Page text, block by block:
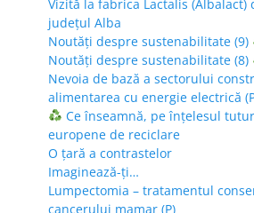
Vizită la fabrica Lactalis (Albalact)
județul Alba
Noutăți despre sustenabilitate (9)
Noutăți despre sustenabilitate (8)
Nevoia de bază a sectorului
alimentarea cu energie electrică
Ce înseamnă, pe înțelesul
europene de reciclare
O țară a contrastelor
Imaginează-ți…
Lumpectomia – tratamentul
cancerului mamar (P)